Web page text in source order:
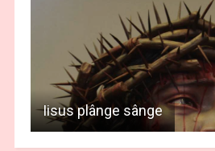
Iisus plânge sânge